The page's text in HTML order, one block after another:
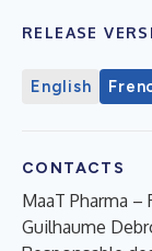
RELEASE
English
CONTACTS
MaaT Pharma
Guilhaume